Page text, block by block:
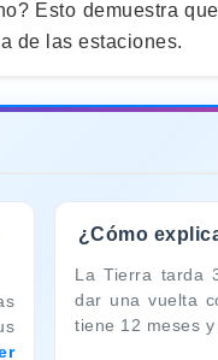
Esto demuestra
de las estaciones.
¿Cómo
La Tierra tarda
dar una vuelta
tiene 12 meses